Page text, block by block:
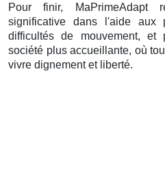
Pour finir, MaPrimeAdapt
significative dans l'aide aux
difficultés de mouvement, et
société plus accueillante, où
vivre dignement et liberté.